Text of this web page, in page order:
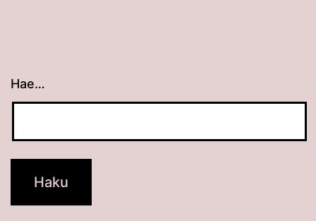
Hae…
Kun tuloksia tulee, voit selata niitä